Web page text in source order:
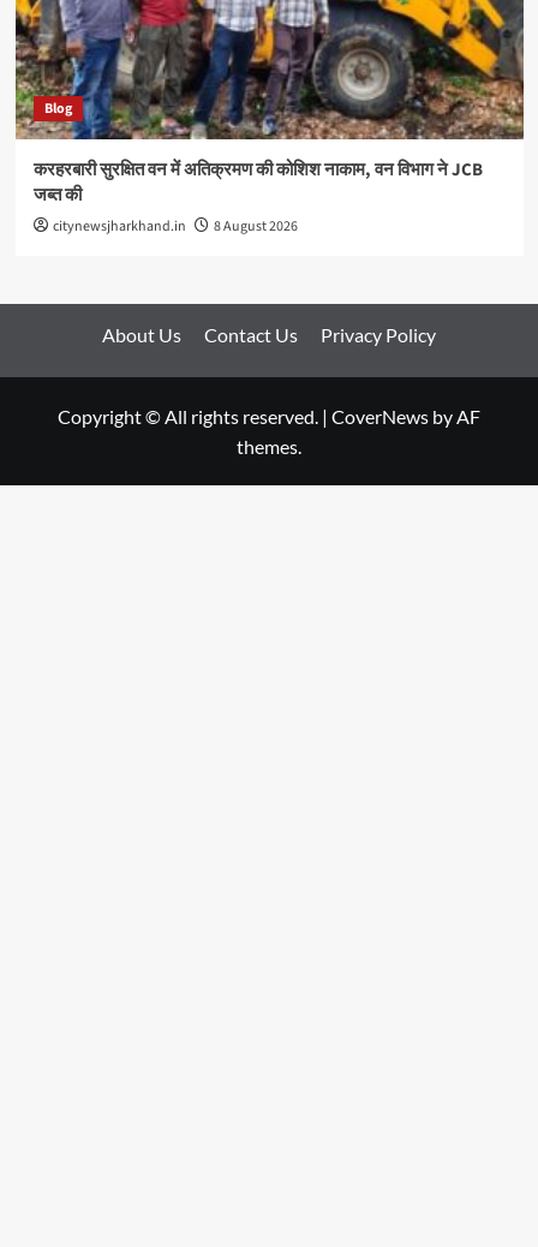
Blog
करहरबारी सुरक्षित वन में अतिक्रमण की कोशिश नाकाम, वन विभाग ने JCB
जब्त की
citynewsjharkhand.in 8 August 2026
About Us Contact Us Privacy Policy
Copyright © All rights reserved. | CoverNews by AF
themes.